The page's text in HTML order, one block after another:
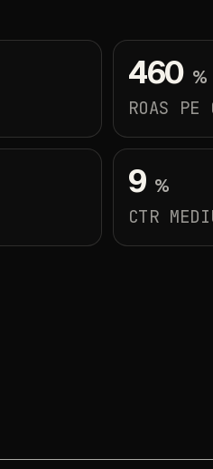
460 %
ROAS PE
9 %
CTR